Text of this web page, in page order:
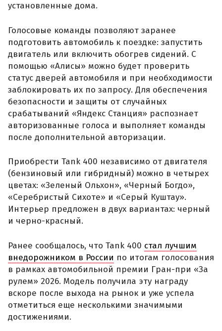
установленные дома.
Голосовые команды позволяют заранее
подготовить автомобиль к поездке: запустить
двигатель или включить обогрев сидений. С
помощью «Алисы» можно будет проверить
статус дверей автомобиля и при необходимости
заблокировать их по запросу. Для обеспечения
безопасности и защиты от случайных
срабатываний «Яндекс Станция» распознает
авторизованные голоса и выполняет команды
после дополнительной авторизации.
Приобрести Tank 400 независимо от двигателя
(бензиновый или гибридный) можно в четырех
цветах: «Зеленый Ольхон», «Черный Богдо»,
«Серебристый Сихоте» и «Серый Куштау».
Интерьер предложен в двух вариантах: черный
и черно-красный.
Ранее сообщалось, что Tank 400 стал лучшим
внедорожником в России по итогам голосования
в рамках автомобильной премии Гран-при «За
рулем» 2026. Модель получила эту награду
вскоре после выхода на рынок и уже успела
отметиться еще несколькими значимыми
достижениями.